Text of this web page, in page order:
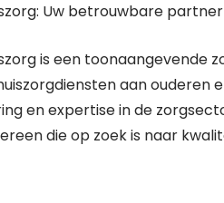
Uw betrouwbare
is een toonaangevende
aan ouderen
en expertise in de
die op zoek is naar